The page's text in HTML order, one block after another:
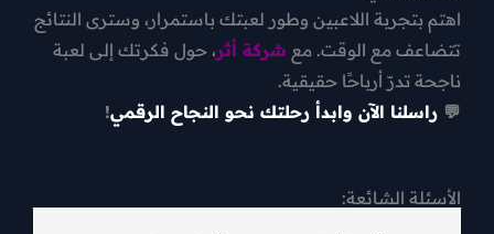
اهتم بتجربة اللاعبين وطور لعبتك باستمرار، وسترى النتائج
تتضاعف مع الوقت. مع شركة أثر، حول فكرتك إلى لعبة
ناجحة تدرّ أرباحًا حقيقية.
💬 راسلنا الآن وابدأ رحلتك نحو النجاح الرقمي!
الأسئلة الشائعة: